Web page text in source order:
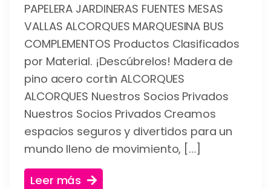
PAPELERA JARDINERAS FUENTES MESAS
VALLAS ALCORQUES MARQUESINA BUS
COMPLEMENTOS Productos Clasificados
por Material. ¡Descúbrelos! Madera de
pino acero cortin ALCORQUES
ALCORQUES Nuestros Socios Privados
Nuestros Socios Privados Creamos
espacios seguros y divertidos para un
mundo lleno de movimiento, […]
Leer más